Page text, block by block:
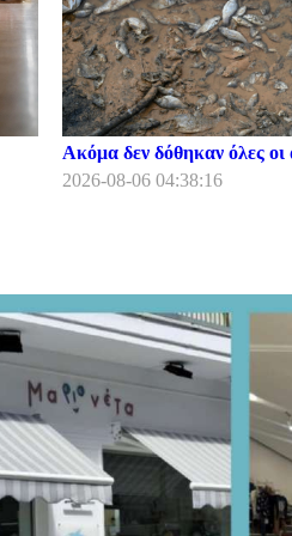
Ακόμα δεν δόθηκαν όλες
2026-08-06 04:38:16